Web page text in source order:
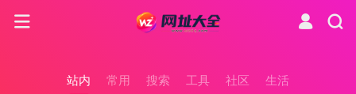
站内 常用 搜索 工具 社区 生活